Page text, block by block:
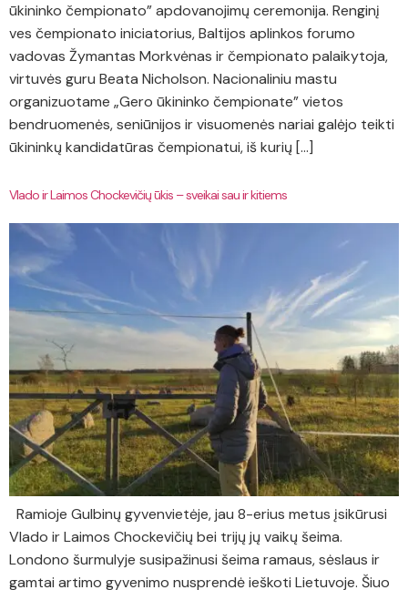
ūkininko čempionato” apdovanojimų ceremonija. Renginį
ves čempionato iniciatorius, Baltijos aplinkos forumo
vadovas Žymantas Morkvėnas ir čempionato palaikytoja,
virtuvės guru Beata Nicholson. Nacionaliniu mastu
organizuotame „Gero ūkininko čempionate” vietos
bendruomenės, seniūnijos ir visuomenės nariai galėjo teikti
ūkininkų kandidatūras čempionatui, iš kurių […]
Vlado ir Laimos Chockevičių ūkis – sveikai sau ir kitiems
Ramioje Gulbinų gyvenvietėje, jau 8-erius metus įsikūrusi
Vlado ir Laimos Chockevičių bei trijų jų vaikų šeima.
Londono šurmulyje susipažinusi šeima ramaus, sėslaus ir
gamtai artimo gyvenimo nusprendė ieškoti Lietuvoje. Šiuo